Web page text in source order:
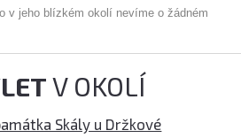
v jeho blízkém okolí nevíme o žádném
V OKOLÍ
Skály u Držkové